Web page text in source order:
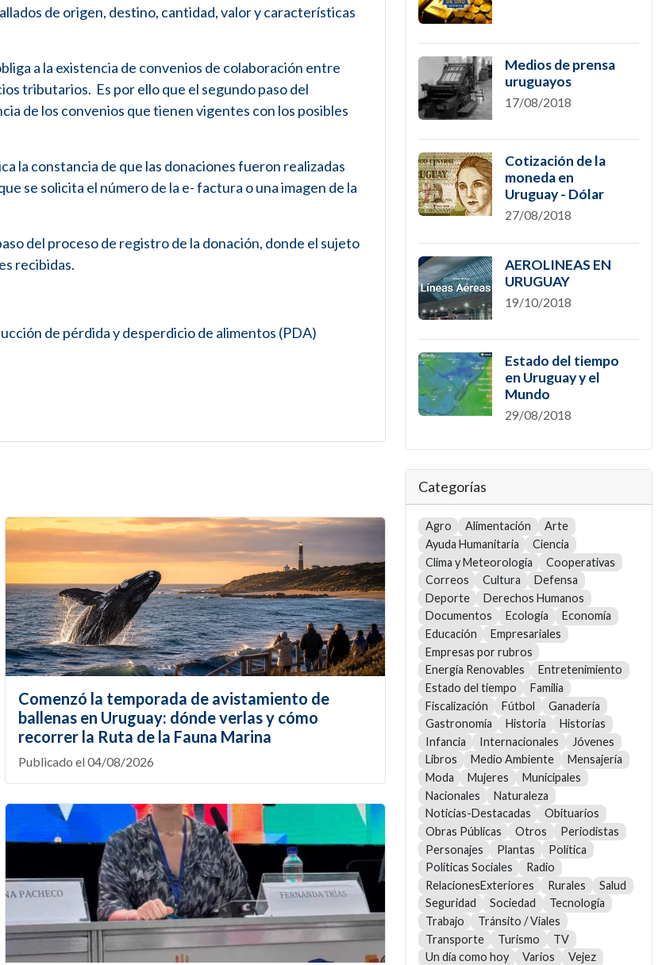
de origen, destino, cantidad, valor y características
a la existencia de convenios de colaboración entre
tributarios. Es por ello que el segundo paso del
de los convenios que tienen vigentes con los posibles
la constancia de que las donaciones fueron realizadas
se solicita el número de la e- factura o una imagen de la
del proceso de registro de la donación, donde el sujeto
recibidas.
de pérdida y desperdicio de alimentos (PDA)
Comenzó la temporada de avistamiento de
ballenas en Uruguay: dónde verlas y cómo
recorrer la Ruta de la Fauna Marina
Publicado el 04/08/2026
Medios de prensa
uruguayos
17/08/2018
Cotización de la
moneda en
Uruguay - Dólar
27/08/2018
AEROLINEAS EN
URUGUAY
19/10/2018
Estado del tiempo
en Uruguay y el
Mundo
29/08/2018
Categorías
Agro Alimentación
Arte
Ayuda Humanitaria
Ciencia
Clima y Meteorología
Cooperativas
Correos
Cultura
Defensa
Deporte
Derechos Humanos
Documentos
Ecología
Economía
Educación
Empresariales
Empresas por rubros
Energía Renovables
Entretenimiento
Estado del tiempo
Familia
Fiscalización
Fútbol
Ganadería
Gastronomía
Historia
Historias
Infancia
Internacionales
Jóvenes
Libros
Medio Ambiente
Mensajería
Moda
Mujeres
Municipales
Nacionales
Naturaleza
Noticias-Destacadas
Obituarios
Obras Públicas
Otros
Periodistas
Personajes
Plantas
Política
Políticas Sociales
Radio
RelacionesExteriores
Rurales
Salud
Seguridad
Sociedad
Tecnología
Trabajo
Tránsito / Viales
Transporte
Turismo
TV
Un día como hoy
Varios
Vejez